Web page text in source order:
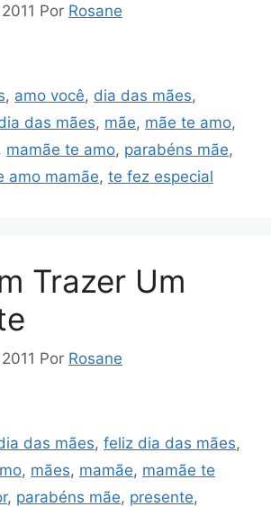
Por Rosane
, amo você, dia das mães,
das mães, mãe, mãe te amo,
, mamãe te amo, parabéns mãe,
amo mamãe, te fez especial
Trazer Um
Por Rosane
das mães,feliz dia das mães,
, mães, mamãe, mamãe te
, parabéns mãe, presente,